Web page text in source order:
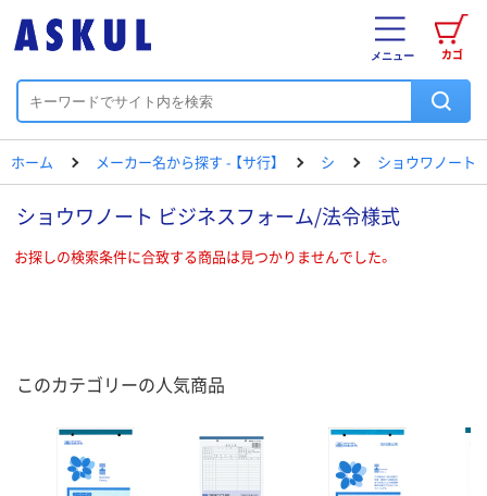
カゴ
メニュー
ホーム メーカー名から探す - 【サ行】 シ ショウワノート
ショウワノート ビジネスフォーム/法令様式
お探しの検索条件に合致する商品は見つかりませんでした。
このカテゴリーの人気商品